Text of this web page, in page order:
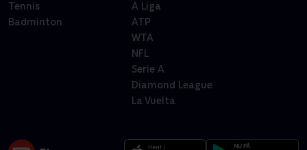
Tennis
Badminton
A Liga
ATP
WTA
NFL
Serie A
Diamond League
La Vuelta